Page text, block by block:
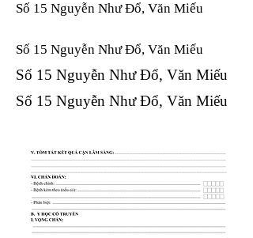
Số 15 Nguyễn Như Đổ, Văn Miếu
Số 15 Nguyễn Như Đổ, Văn Miếu​​​​
Số 15 Nguyễn Như Đổ, Văn Miếu​​​​
Số 15 Nguyễn Như Đổ, Văn Miếu​​​​